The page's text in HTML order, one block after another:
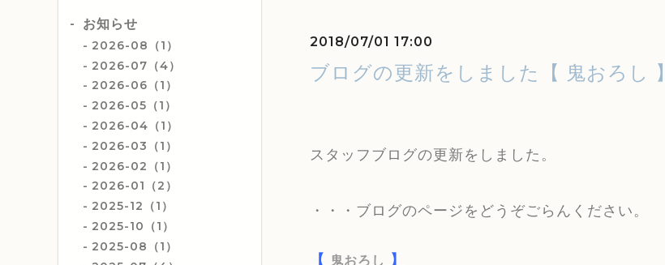
お知らせ
2026-08（1）
2026-07（4）
2026-06（1）
2026-05（1）
2026-04（1）
2026-03（1）
2026-02（1）
2026-01（2）
2025-12（1）
2025-10（1）
2025-08（1）
2018/07/01 17:00
ブログの更新をしました【 鬼おろし 】
スタッフブログの更新をしました。
・・・ブログのページをどうぞごらんください。
【 鬼おろし 】